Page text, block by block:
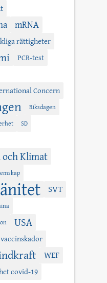
mRNA
rättigheter
PCR-test
Concern
Riksdagen
SD
Klimat
SVT
USA
vaccinskador
WEF
covid-19